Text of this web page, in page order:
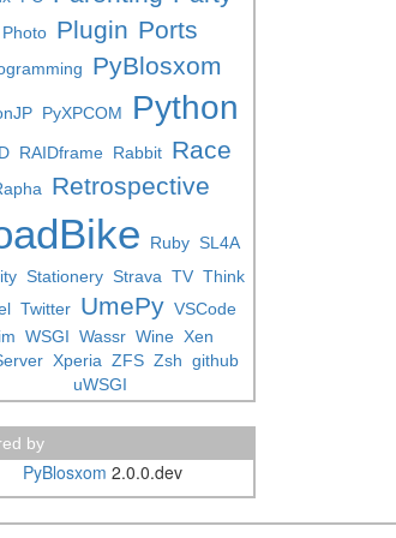
Photo Plugin Ports
PyBlosxom
PyXPCOM Python
RAIDframe Rabbit Race
Retrospective
Ruby SL4A
Stationery Strava TV Think
Twitter UmePy VSCode
WSGI Wassr Wine Xen
Xperia ZFS Zsh github
uWSGI
by
PyBlosxom 2.0.0.dev